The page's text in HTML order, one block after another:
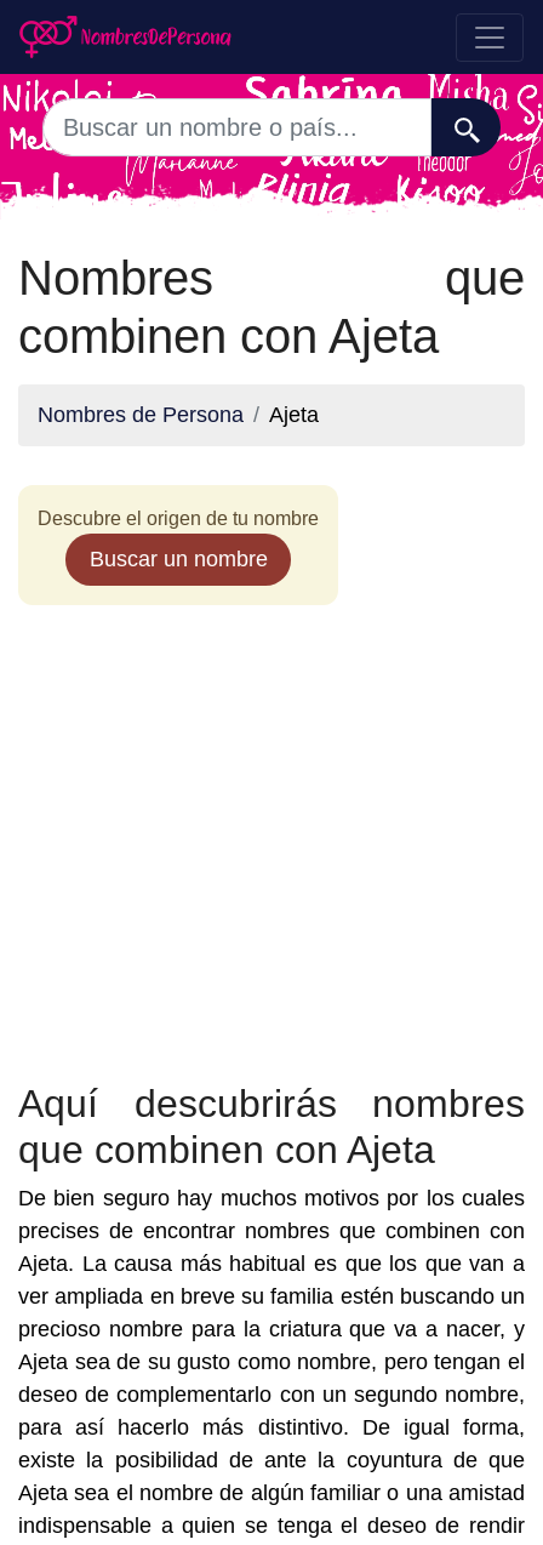
Nombres que
combinen con Ajeta
Nombres de Persona Ajeta
Descubre el origen de tu nombre
Buscar un nombre
Aquí descubrirás nombres
que combinen con Ajeta
De bien seguro hay muchos motivos por los cuales
precises de encontrar nombres que combinen con
Ajeta. La causa más habitual es que los que van a
ver ampliada en breve su familia estén buscando un
precioso nombre para la criatura que va a nacer, y
Ajeta sea de su gusto como nombre, pero tengan el
deseo de complementarlo con un segundo nombre,
para así hacerlo más distintivo. De igual forma,
existe la posibilidad de ante la coyuntura de que
Ajeta sea el nombre de algún familiar o una amistad
indispensable a quien se tenga el deseo de rendir